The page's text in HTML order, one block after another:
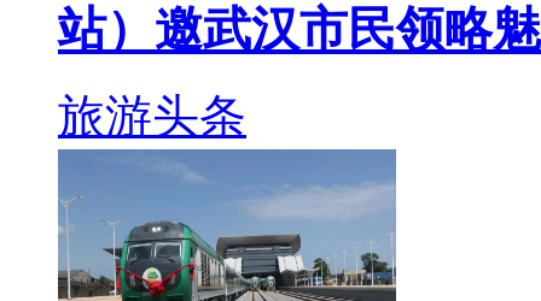
站）邀武汉市民领略
旅游头条